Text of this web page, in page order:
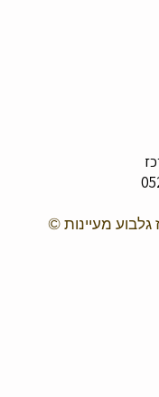
גלבוע מעיינות ©